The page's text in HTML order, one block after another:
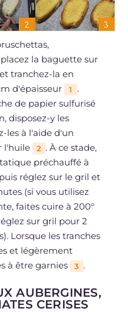
la baguette sur
tranchez-la en
d'épaisseur
1
.
de papier sulfurisé
disposez-y les
les à l'aide d'un
l'huile
2 . À ce stade,
préchauffé à
réglez sur le gril et
(si vous utilisez
faites cuire à 200°
sur gril pour 2
Lorsque les tranches
et légèrement
à être garnies
3 .
AUBERGINES,
CERISES